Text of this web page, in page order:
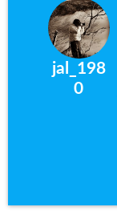
jal_198
0